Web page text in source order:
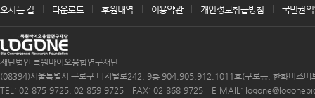
오시는 길 다운로드 후원내역 이용약관 개인정보취급방침 국민권
재단법인 록원바이오융합연구재단
(08394)서울특별시 구로구 디지털로242, 9층 904,905,912,1011호(구로동, 한화비즈메
TEL: 02-875-9725, 02-859-9725 FAX: 02-868-9725 E-MAIL: